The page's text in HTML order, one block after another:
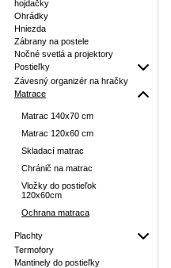
hojdačky
Ohrádky
Hniezda
Zábrany na postele
Nočné svetlá a projektory
Postieľky
Závesný organizér na hračky
Matrace
Matrac 140x70 cm
Matrac 120x60 cm
Skladací matrac
Chránič na matrac
Vložky do postieľok
120x60cm
Ochrana matraca
Plachty
Termofory
Mantinely do postieľky